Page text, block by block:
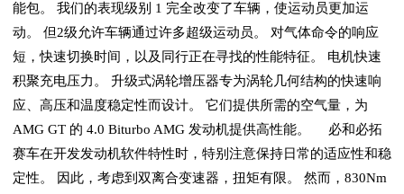
能包。 我们的表现级别 1 完全改变了车辆，使运动员更加运
动。 但2级允许车辆通过许多超级运动员。 对气体命令的响应
短，快速切换时间，以及同行正在寻找的性能特征。 电机快速
积聚充电压力。 升级式涡轮增压器专为涡轮几何结构的快速响
应、高压和温度稳定性而设计。 它们提供所需的空气量，为
AMG GT 的 4.0 Biturbo AMG 发动机提供高性能。 必和必拓
赛车在开发发动机软件特性时，特别注意保持日常的适应性和稳
定性。 因此，考虑到双离合变速器，扭矩有限。 然而，830Nm